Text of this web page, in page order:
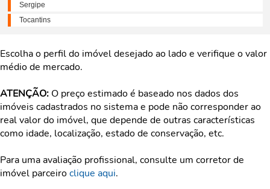
Sergipe
Tocantins
Escolha o perfil do imóvel desejado ao lado e verifique o valor
médio de mercado.
ATENÇÃO: O preço estimado é baseado nos dados dos
imóveis cadastrados no sistema e pode não corresponder ao
real valor do imóvel, que depende de outras características
como idade, localização, estado de conservação, etc.
Para uma avaliação profissional, consulte um corretor de
imóvel parceiroclique aqui.